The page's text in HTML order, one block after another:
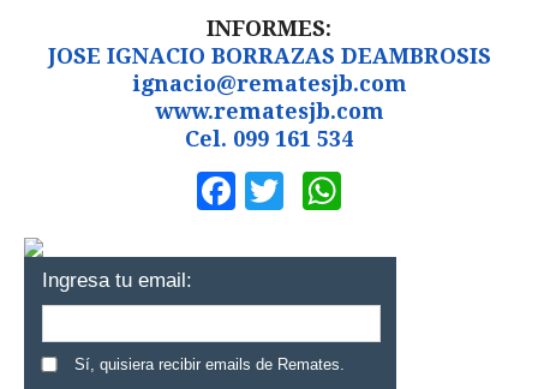
INFORMES:
JOSE IGNACIO BORRAZAS DEAMBROSIS
ignacio@rematesjb.com
www.rematesjb.com
Cel. 099 161 534
Facebook
Twitter
Ingresa tu email:
Sí, quisiera recibir emails de Remates.